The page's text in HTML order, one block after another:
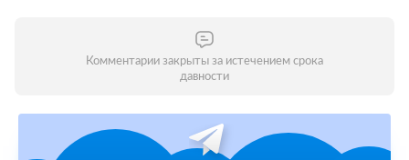
Комментарии закрыты за истечением срока
давности